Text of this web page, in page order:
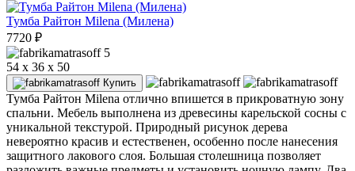
Тумба Райтон Milena (Милена)
7720 ₽
5
54 х 36 х 50
Купить
Тумба Райтон Milena отлично впишется в прикроватную зону
спальни. Мебель выполнена из древесины карельской сосны с
уникальной текстурой. Природный рисунок дерева
невероятно красив и естественен, особенно после нанесения
защитного лакового слоя. Большая столешница позволяет